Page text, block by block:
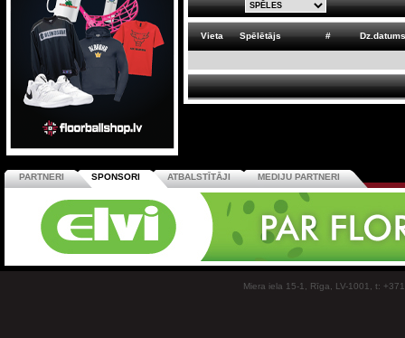
Vieta Spēlētājs # Dz.datums
PARTNERI SPONSORI ATBALSTĪTĀJI MEDIJU PARTNERI
Miera iela 15-1, Rīga, LV-1001, t: